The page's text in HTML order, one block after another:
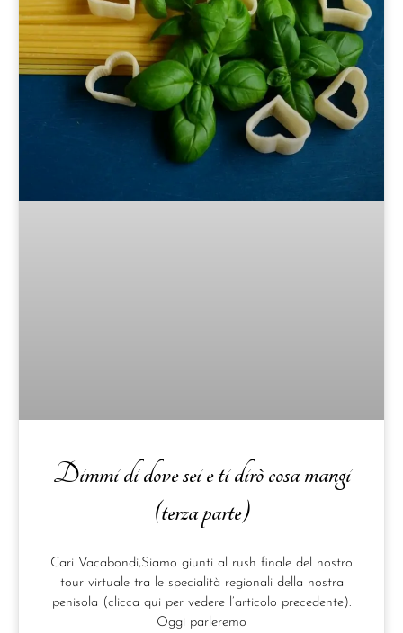
Dimmi di dove sei e ti dirò cosa mangi
(terza parte)
Cari Vacabondi,Siamo giunti al rush finale del nostro
tour virtuale tra le specialità regionali della nostra
penisola (clicca qui per vedere l’articolo precedente).
Oggi parleremo